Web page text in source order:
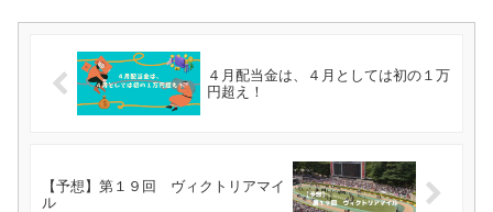
４月配当金は、４月としては初の１万
円超え！
【予想】第１９回 ヴィクトリアマイ
ル